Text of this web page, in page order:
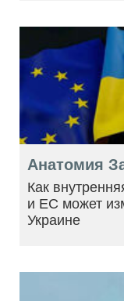
Анатомия
Как
и ЕС может
Украине